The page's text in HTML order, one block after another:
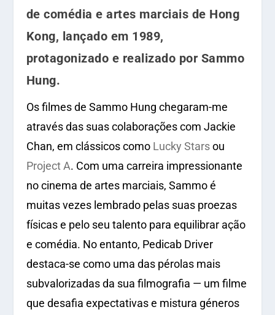
de comédia e artes marciais de Hong
Kong, lançado em 1989,
protagonizado e realizado por Sammo
Hung.
Os filmes de Sammo Hung chegaram-me
através das suas colaborações com Jackie
Chan, em clássicos como Lucky Starsou
Project A. Com uma carreira impressionante
no cinema de artes marciais, Sammo é
muitas vezes lembrado pelas suas proezas
físicas e pelo seu talento para equilibrar ação
e comédia. No entanto, Pedicab Driver
destaca-se como uma das pérolas mais
subvalorizadas da sua filmografia — um filme
que desafia expectativas e mistura géneros